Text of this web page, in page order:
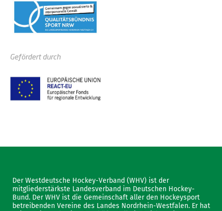
Gefördert durch
Der Westdeutsche Hockey-Verband (WHV) ist der
mitgliederstärkste Landesverband im Deutschen Hockey-
Bund. Der WHV ist die Gemeinschaft aller den Hockeysport
betreibenden Vereine des Landes Nordrhein-Westfalen. Er hat